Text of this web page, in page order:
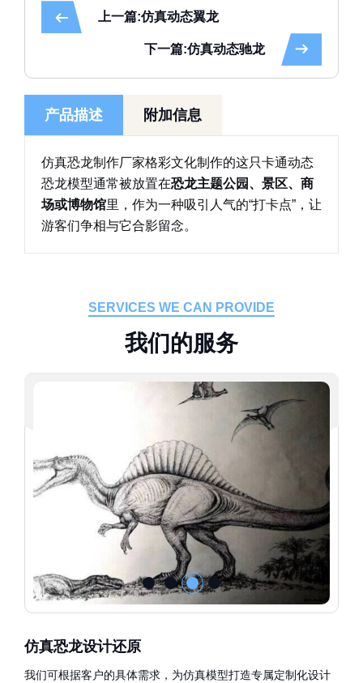
上一篇:仿真动态翼龙
下一篇:仿真动态驰龙
产品描述 附加信息
仿真恐龙制作厂家格彩文化制作的这只卡通动态
恐龙模型通常被放置在恐龙主题公园、景区、商
场或博物馆里，作为一种吸引人气的“打卡点”，让
游客们争相与它合影留念。
SERVICES WE CAN PROVIDE
我们的服务
仿真恐龙设计还原
我们可根据客户的具体需求，为仿真模型打造专属定制化设计